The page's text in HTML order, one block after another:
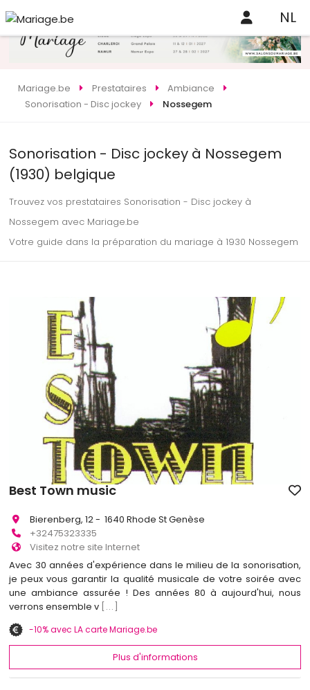
NL
Mariage.be Prestataires
Ambiance
Sonorisation - Disc jockey
Nossegem
Sonorisation - Disc jockey à Nossegem
(1930) belgique
Trouvez vos prestataires Sonorisation - Disc jockey à
Nossegem avec Mariage.be
Votre guide dans la préparation du mariage à 1930 Nossegem
Best Town music
Bierenberg, 12 - 1640 Rhode St Genèse
+32475323335
Visitez notre site Internet
Avec 30 années d'expérience dans le milieu de la sonorisation,
je peux vous garantir la qualité musicale de votre soirée avec
une ambiance assurée ! Des années 80 à aujourd'hui, nous
verrons ensemble v [...]
-10% avec LA carte Mariage.be
Plus d'informations